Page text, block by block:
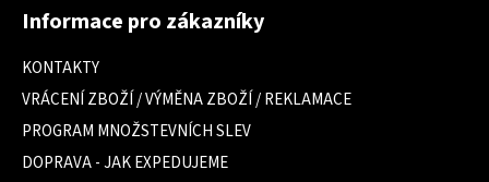
Informace pro zákazníky
KONTAKTY
VRÁCENÍ ZBOŽÍ / VÝMĚNA ZBOŽÍ / REKLAMACE
PROGRAM MNOŽSTEVNÍCH SLEV
DOPRAVA - JAK EXPEDUJEME